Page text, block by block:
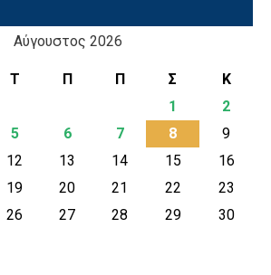
Αύγουστος 2026
Τ Π Π Σ
Κ
1
2
5 6 7 8
9
12 13 14 15
16
19 20 21 22
23
26 27 28 29
30